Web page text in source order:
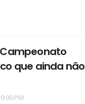
Campeonato
que ainda não
PM